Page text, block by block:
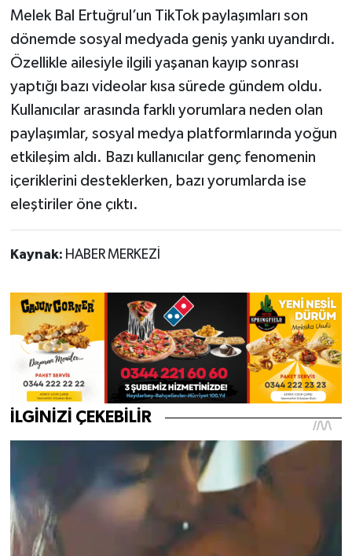
Melek Bal Ertuğrul’un TikTok paylaşımları son
dönemde sosyal medyada geniş yankı uyandırdı.
Özellikle ailesiyle ilgili yaşanan kayıp sonrası
yaptığı bazı videolar kısa sürede gündem oldu.
Kullanıcılar arasında farklı yorumlara neden olan
paylaşımlar, sosyal medya platformlarında yoğun
etkileşim aldı. Bazı kullanıcılar genç fenomenin
içeriklerini desteklerken, bazı yorumlarda ise
eleştiriler öne çıktı.
Kaynak: HABER MERKEZİ